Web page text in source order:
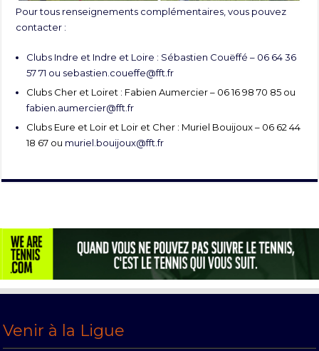
Pour tous renseignements complémentaires, vous pouvez
contacter :
Clubs Indre et Indre et Loire : Sébastien Couëffé – 06 64 36
57 71 ou sebastien.coueffe@fft.fr
Clubs Cher et Loiret : Fabien Aumercier – 06 16 98 70 85 ou
fabien.aumercier@fft.fr
Clubs Eure et Loir et Loir et Cher : Muriel Bouijoux – 06 62 44
18 67 ou muriel.bouijoux@fft.fr
Venir à la Ligue